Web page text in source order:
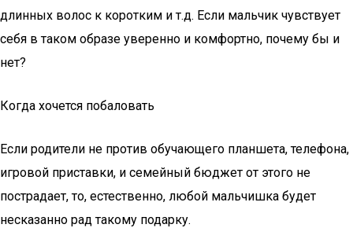
длинных волос к коротким и т.д. Если мальчик чувствует
себя в таком образе уверенно и комфортно, почему бы и
нет?
Когда хочется побаловать
Если родители не против обучающего планшета, телефона,
игровой приставки, и семейный бюджет от этого не
пострадает, то, естественно, любой мальчишка будет
несказанно рад такому подарку.